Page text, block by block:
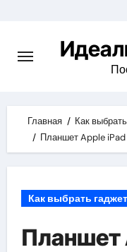
content
Главная
Как
Планшет Apple iPad
Как выбрать гаджет
Планшет